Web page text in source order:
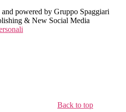
powered by Gruppo Spaggiari
& New Social Media
Back to top